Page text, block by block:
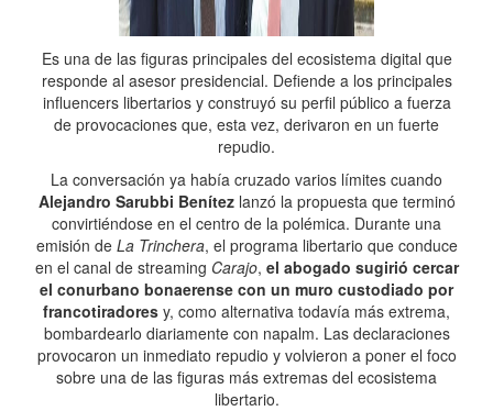
Es una de las figuras principales del ecosistema digital que
responde al asesor presidencial. Defiende a los principales
influencers libertarios y construyó su perfil público a fuerza
de provocaciones que, esta vez, derivaron en un fuerte
repudio.
La conversación ya había cruzado varios límites cuando
Alejandro Sarubbi Benítez lanzó la propuesta que terminó
convirtiéndose en el centro de la polémica. Durante una
emisión de La Trinchera, el programa libertario que conduce
en el canal de streaming Carajo, el abogado sugirió cercar
el conurbano bonaerense con un muro custodiado por
francotiradores y, como alternativa todavía más extrema,
bombardearlo diariamente con napalm. Las declaraciones
provocaron un inmediato repudio y volvieron a poner el foco
sobre una de las figuras más extremas del ecosistema
libertario.